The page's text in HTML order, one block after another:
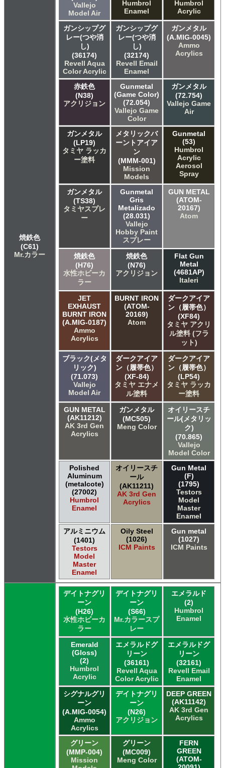
焼鉄色
(C61)
Mr.カラー
Vallejo
Model Air
Humbrol
Enamel
Humbrol
Acrylic
ガンシップグ
レー(つや消
し)
(36174)
Revell Aqua
Color Acrylic
ガンシップグ
レー(つや消
し)
(32174)
Revell Email
Enamel
ガンメタル
(A.MIG-0045)
Ammo
Acrylics
赤鉄色
(N38)
アクリジョン
Gunmetal
(Game Color)
(72.054)
Vallejo Game
Color
ガンメタル
(72.754)
Vallejo Game
Air
ガンメタル
(LP19)
タミヤ ラッカ
ー塗料
メタリックバ
ーントアイア
ン
(MMM-001)
Mission
Models
Gunmetal
(53)
Humbrol
Acrylic
Aerosol
Spray
ガンメタル
(TS38)
タミヤスプレ
ー
Gunmetal
Gris
Metalizado
(28.031)
Vallejo
Hobby Paint
スプレー
GUN METAL
(ATOM-
20167)
Atom
焼鉄色
(H76)
水性ホビーカ
ラー
焼鉄色
(N76)
アクリジョン
Flat Gun
Metal
(4681AP)
Italeri
JET
EXHAUST
BURNT IRON
(A.MIG-0187)
Ammo
Acrylics
BURNT IRON
(ATOM-
20169)
Atom
ダークアイア
ン（履帯色）
(XF84)
タミヤ アクリ
ル塗料 (フラ
ット)
ブラック(メタ
リック)
(71.073)
Vallejo
Model Air
ダークアイア
ン（履帯色）
(XF-84)
タミヤ エナメ
ル塗料
ダークアイア
ン（履帯色）
(LP54)
タミヤ ラッカ
ー塗料
GUN METAL
(AK11212)
AK 3rd Gen
Acrylics
ガンメタル
(MC505)
Meng Color
オイリースチ
ール(メタリッ
ク)
(70.865)
Vallejo
Model Color
Polished
Aluminum
(metalcote)
(27002)
Humbrol
Enamel
オイリースチ
ール
(AK11211)
AK 3rd Gen
Acrylics
Gun Metal
(F)
(1795)
Testors
Model
Master
Enamel
アルミニウム
(1401)
Testors
Model
Master
Enamel
Oily Steel
(1026)
ICM Paints
Gun metal
(1027)
ICM Paints
デイトナグリ
ーン
(H26)
水性ホビーカ
ラー
デイトナグリ
ーン
(S66)
Mr.カラースプ
レー
エメラルド
(2)
Humbrol
Enamel
Emerald
(Gloss)
(2)
Humbrol
Acrylic
エメラルドグ
リーン
(36161)
Revell Aqua
Color Acrylic
エメラルドグ
リーン
(32161)
Revell Email
Enamel
シグナルグリ
ーン
(A.MIG-0054)
Ammo
Acrylics
デイトナグリ
ーン
(N26)
アクリジョン
DEEP GREEN
(AK11142)
AK 3rd Gen
Acrylics
グリーン
(MMP-004)
Mission
グリーン
(MC009)
Meng Color
FERN
GREEN
(ATOM-